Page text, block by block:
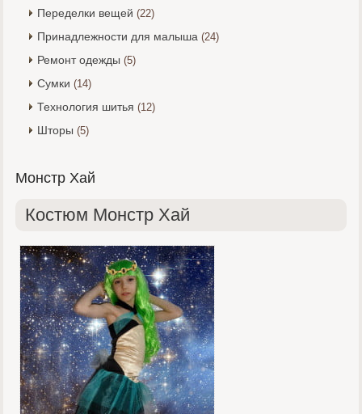
Переделки вещей (22)
Принадлежности для малыша (24)
Ремонт одежды (5)
Сумки (14)
Технология шитья (12)
Шторы (5)
Монстр Хай
Костюм Монстр Хай